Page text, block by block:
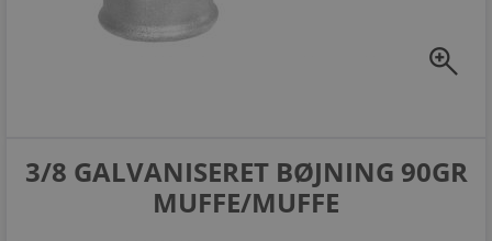
zoom_in
3/8 GALVANISERET BØJNING 90GR
MUFFE/MUFFE